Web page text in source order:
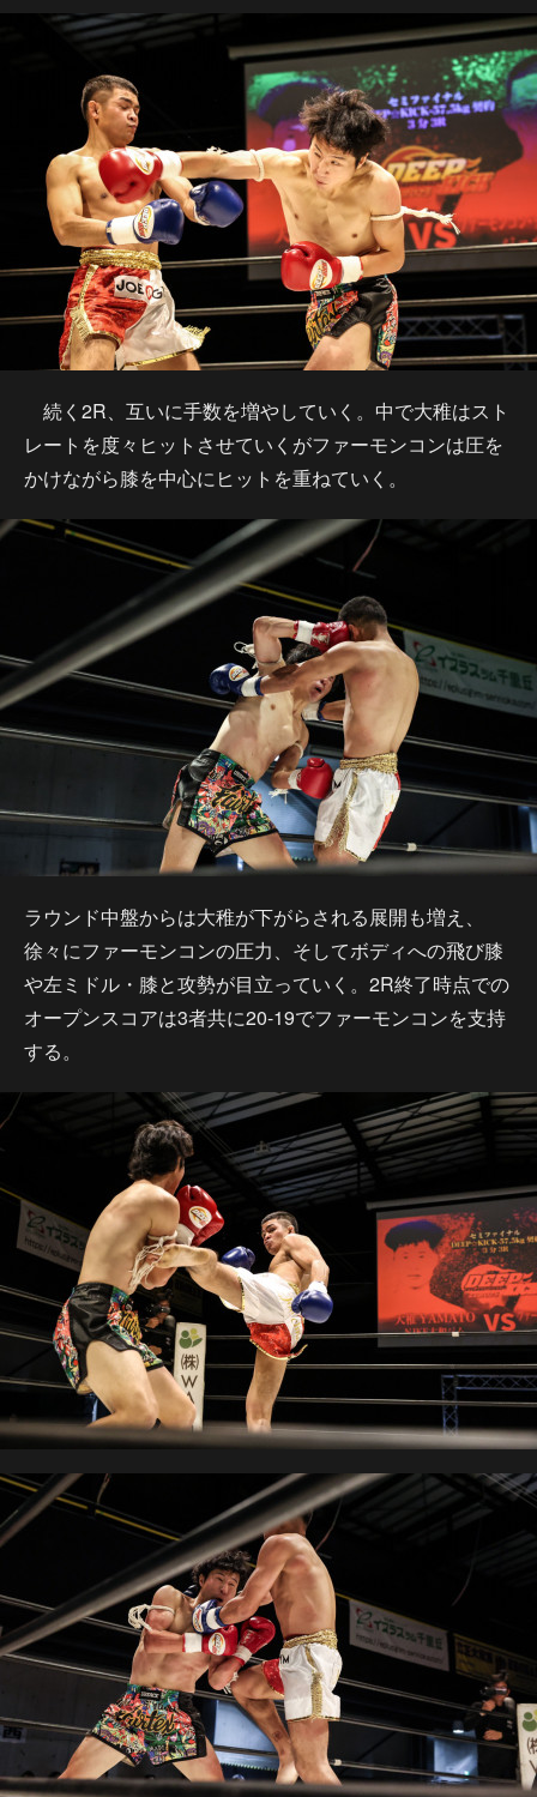
続く2R、互いに手数を増やしていく。中で大稚はスト
レートを度々ヒットさせていくがファーモンコンは圧を
かけながら膝を中心にヒットを重ねていく。
ラウンド中盤からは大稚が下がらされる展開も増え、
徐々にファーモンコンの圧力、そしてボディへの飛び膝
や左ミドル・膝と攻勢が目立っていく。2R終了時点での
オープンスコアは3者共に20-19でファーモンコンを支持
する。